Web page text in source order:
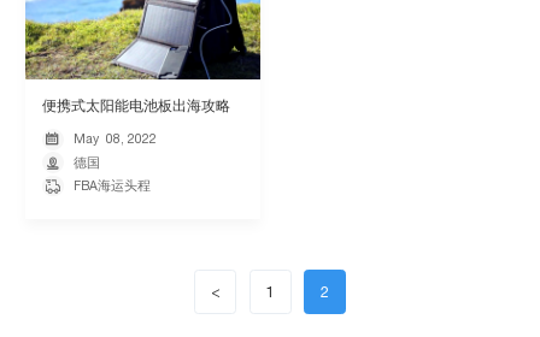
便携式太阳能电池板出海攻略
 May 08, 2022
 德国
 FBA海运头程
< 1 2